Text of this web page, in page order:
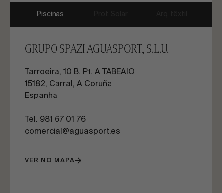
Piscinas
GRUPO SPAZI AGUASPORT, S.L.U.
Tarroeira, 10 B. Pt. A TABEAIO
15182, Carral, A Coruña
Espanha
Tel. 981 67 01 76
comercial@aguasport.es
VER NO MAPA